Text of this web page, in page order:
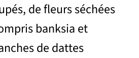
de fleurs séchées
banksia et
de dattes